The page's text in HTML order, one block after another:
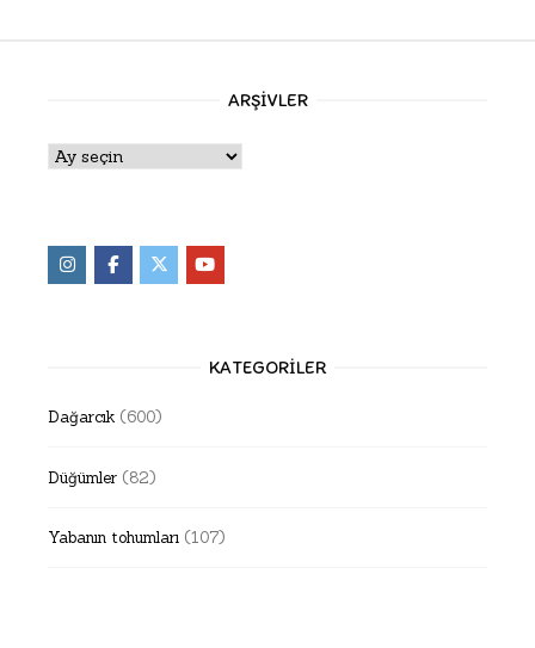
ARŞIVLER
Arşivler
KATEGORILER
Dağarcık (600)
Düğümler (82)
Yabanın tohumları (107)